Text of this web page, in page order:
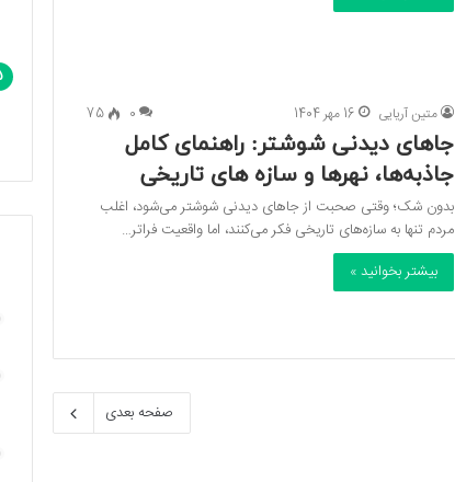
متین آریایی 16 مهر 1404 0
75
جاهای دیدنی شوشتر: راهنمای کامل
جاذبه‌ها، نهرها و سازه‌ های تاریخی
بدون شک؛ وقتی صحبت از جاهای دیدنی شوشتر می‌شود، اغلب
مردم تنها به سازه‌های تاریخی فکر می‌کنند، اما واقعیت فراتر…
بیشتر بخوانید »
صفحه بعدی